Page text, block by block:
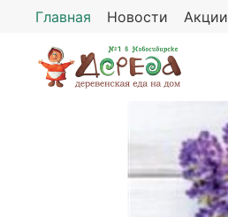
Главная Новости Акции